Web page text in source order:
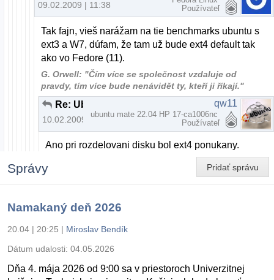
09.02.2009 | 11:38
Používateľ
Tak fajn, vieš narážam na tie benchmarks ubuntu s
ext3 a W7, dúfam, že tam už bude ext4 default tak
ako vo Fedore (11).
G. Orwell: "Čím více se společnost vzdaluje od
pravdy, tím více bude nenávidět ty, kteří ji říkají."
Re: Ubuntu 8.04 článok
10.02.2009 | 19:16
qw11
ubuntu mate 22.04 HP 17-ca1006nc
Používateľ
Ano pri rozdelovani disku bol ext4 ponukany.
Pridať správu
Správy
Namakaný deň 2026
20.04 | 20:25 | Miroslav Bendík
Dátum udalosti: 04.05.2026
Dňa 4. mája 2026 od 9:00 sa v priestoroch Univerzitnej